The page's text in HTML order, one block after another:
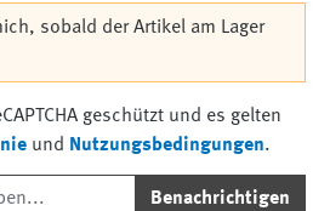
sobald der Artikel am Lager
geschützt und es gelten
und Nutzungsbedingungen.
Benachrichtigen